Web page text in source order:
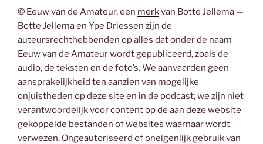
© Eeuw van de Amateur, een merkvan Botte Jellema —
Botte Jellema en Ype Driessen zijn de
auteursrechthebbenden op alles dat onder de naam
Eeuw van de Amateur wordt gepubliceerd, zoals de
audio, de teksten en de foto’s. We aanvaarden geen
aansprakelijkheid ten aanzien van mogelijke
onjuistheden op deze site en in de podcast; we zijn niet
verantwoordelijk voor content op de aan deze website
gekoppelde bestanden of websites waarnaar wordt
verwezen. Ongeautoriseerd of oneigenlijk gebruik van